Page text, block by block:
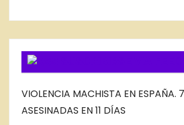
O
G
VIOLENCIA MACHISTA EN ESPAÑA.
ASESINADAS EN 11 DÍAS